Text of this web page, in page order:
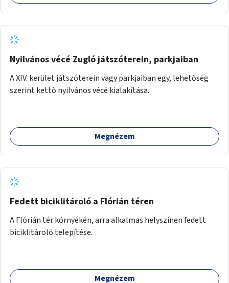
Nyilvános vécé Zugló játszóterein, parkjaiban
A XIV. kerület játszóterein vagy parkjaiban egy, lehetőség
szerint kettő nyilvános vécé kialakítása.
Megnézem
Fedett biciklitároló a Flórián téren
A Flórián tér környékén, arra alkalmas helyszínen fedett
biciklitároló telepítése.
Megnézem